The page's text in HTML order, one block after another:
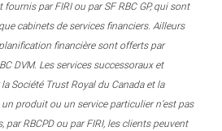
par FIRI ou par SF RBC GP, qui sont
cabinets de services financiers. Ailleurs
financière sont offerts par
DVM. Les services successoraux et
Société Trust Royal du Canada et la
produit ou un service particulier n’est pas
par RBCPD ou par FIRI, les clients peuvent